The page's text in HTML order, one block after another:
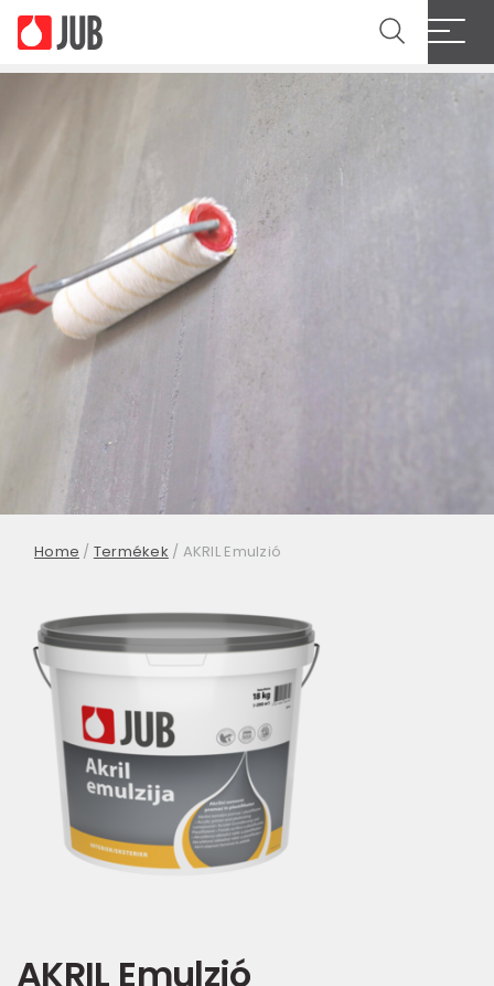
Home / Termékek / AKRIL Emulzió
AKRIL Emulzió